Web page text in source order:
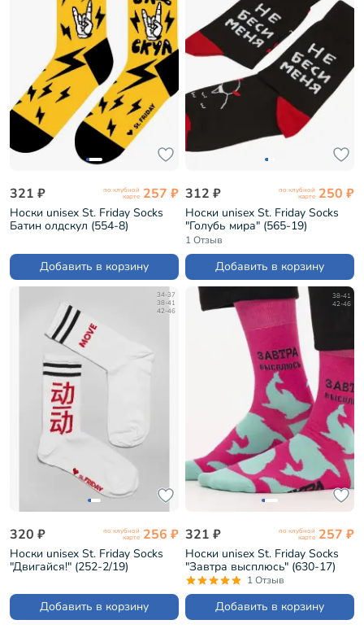
321 ₽ по клубной
карте 257 ₽
Носки unisex St. Friday Socks
Батин олдскул (554-8)
Добавить в корзину
312 ₽ по клубной
карте 250 ₽
Носки unisex St. Friday Socks
"Голубь мира" (565-19)
1 Отзыв
Добавить в корзину
34-37
38-41
42-46
320 ₽ по клубной
карте 256 ₽
Носки unisex St. Friday Socks
"Двигайся!" (252-2/19)
Добавить в корзину
38-41
42-46
321 ₽ по клубной
карте 257 ₽
Носки unisex St. Friday Socks
"Завтра высплюсь" (630-17)
1 Отзыв
Добавить в корзину